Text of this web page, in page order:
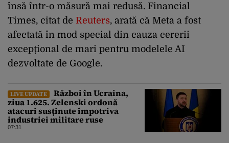
însă într-o măsură mai redusă. Financial
Times, citat de Reuters, arată că Meta a fost
afectată în mod special din cauza cererii
excepțional de mari pentru modelele AI
dezvoltate de Google.
LIVE UPDATE
Război în Ucraina,
ziua 1.625. Zelenski ordonă
atacuri susținute împotriva
industriei militare ruse
07:31